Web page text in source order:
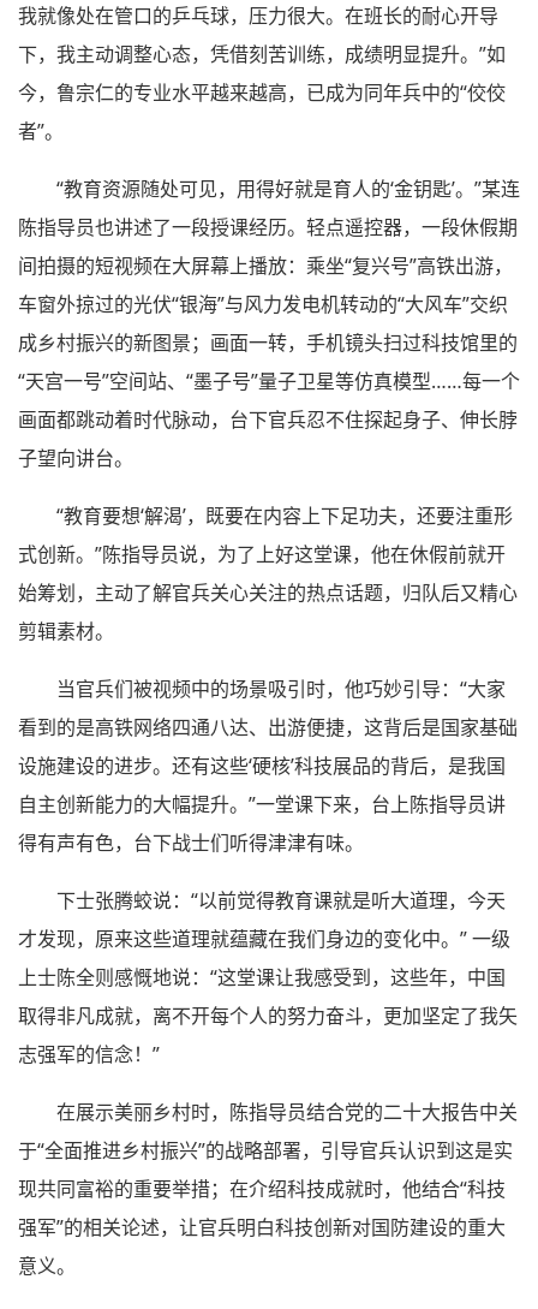
我就像处在管口的乒乓球，压力很大。在班长的耐心开导
下，我主动调整心态，凭借刻苦训练，成绩明显提升。”如
今，鲁宗仁的专业水平越来越高，已成为同年兵中的“佼佼
者”。
“教育资源随处可见，用得好就是育人的‘金钥匙’。”某连
陈指导员也讲述了一段授课经历。轻点遥控器，一段休假期
间拍摄的短视频在大屏幕上播放：乘坐“复兴号”高铁出游，
车窗外掠过的光伏“银海”与风力发电机转动的“大风车”交织
成乡村振兴的新图景；画面一转，手机镜头扫过科技馆里的
“天宫一号”空间站、“墨子号”量子卫星等仿真模型……每一个
画面都跳动着时代脉动，台下官兵忍不住探起身子、伸长脖
子望向讲台。
“教育要想‘解渴’，既要在内容上下足功夫，还要注重形
式创新。”陈指导员说，为了上好这堂课，他在休假前就开
始筹划，主动了解官兵关心关注的热点话题，归队后又精心
剪辑素材。
当官兵们被视频中的场景吸引时，他巧妙引导：“大家
看到的是高铁网络四通八达、出游便捷，这背后是国家基础
设施建设的进步。还有这些‘硬核’科技展品的背后，是我国
自主创新能力的大幅提升。”一堂课下来，台上陈指导员讲
得有声有色，台下战士们听得津津有味。
下士张腾蛟说：“以前觉得教育课就是听大道理，今天
才发现，原来这些道理就蕴藏在我们身边的变化中。” 一级
上士陈全则感慨地说：“这堂课让我感受到，这些年，中国
取得非凡成就，离不开每个人的努力奋斗，更加坚定了我矢
志强军的信念！”
在展示美丽乡村时，陈指导员结合党的二十大报告中关
于“全面推进乡村振兴”的战略部署，引导官兵认识到这是实
现共同富裕的重要举措；在介绍科技成就时，他结合“科技
强军”的相关论述，让官兵明白科技创新对国防建设的重大
意义。